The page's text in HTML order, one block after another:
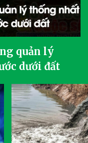
quản lý
dưới đất